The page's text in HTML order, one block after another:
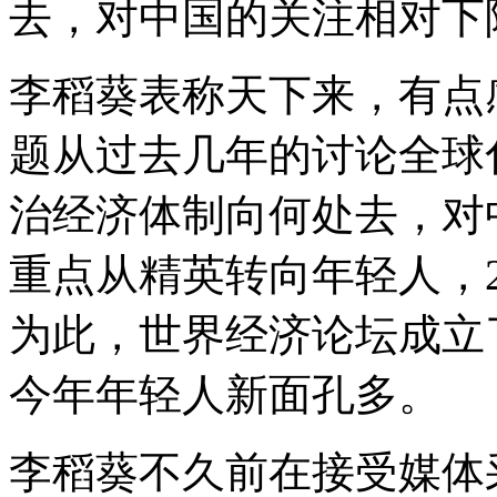
去，对中国的关注相对
李稻葵表称天下来，有
题从过去几年的讨论全
治经济体制向何处去，
重点从精英转向年轻人
为此，世界经济论坛成
今年年轻人新面孔多。
李稻葵不久前在接受媒